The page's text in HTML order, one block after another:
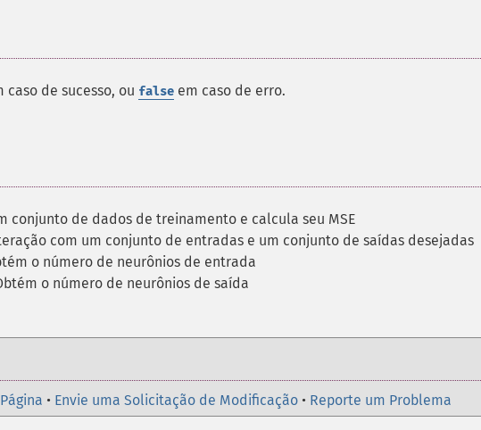
de sucesso, ou false em caso de erro.
conjunto de dados de treinamento e calcula seu MSE
com um conjunto de entradas e um conjunto de saídas desejadas
o número de neurônios de entrada
o número de neurônios de saída
• Envie uma Solicitação de Modificação • Reporte um Problema